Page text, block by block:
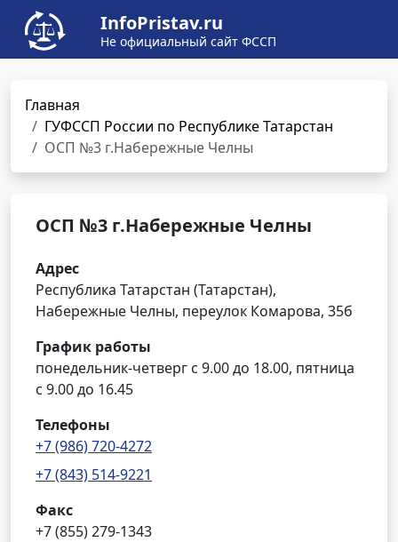
InfoPristav.ru
Не официальный сайт ФССП
Главная
ГУФССП России по Республике Татарстан
ОСП №3 г.Набережные Челны
ОСП №3 г.Набережные Челны
Адрес
Республика Татарстан (Татарстан),
Набережные Челны, переулок Комарова, 35б
График работы
понедельник-четверг с 9.00 до 18.00, пятница
с 9.00 до 16.45
Телефоны
+7 (986) 720-4272
+7 (843) 514-9221
Факс
+7 (855) 279-1343